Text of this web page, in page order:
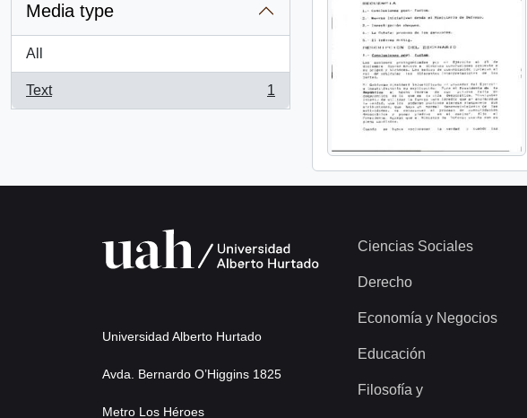
Media type
All
Text
, 1 results
1
Universidad Alberto Hurtado
Avda. Bernardo O’Higgins 1825
Metro Los Héroes
Ciencias Sociales
Derecho
Economía y Negocios
Educación
Filosofía y